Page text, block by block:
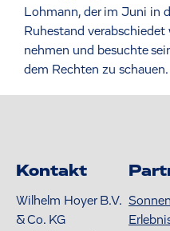
Lohmann, der im Juni in
Ruhestand
nehmen und besuchte
dem Rechten zu schauen.
Kontakt
Wilhelm Hoyer B.V.
& Co. KG